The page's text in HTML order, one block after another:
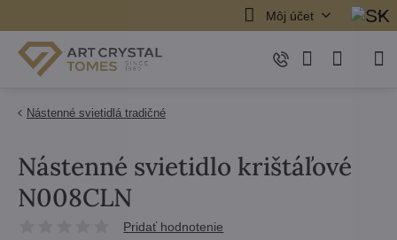
Môj účet
Nástenné svietidlá tradičné
Nástenné svietidlo krištáľové
N008CLN
Pridať hodnotenie